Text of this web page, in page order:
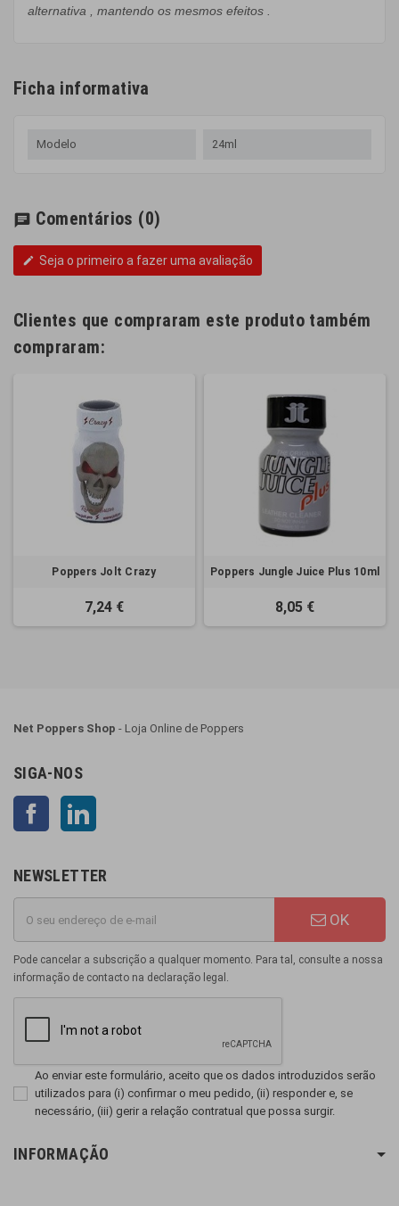
alternativa
, mantendo os mesmos efeitos
Ficha informativa
Modelo 24ml
chat Comentários (0)
edit Seja o primeiro a fazer uma avaliação
Clientes que compraram este produto também
compraram:
Poppers Jolt Crazy
7,24 €
Poppers Jungle Juice Plus 10ml
8,05 €
Net Poppers Shop - Loja Online de Poppers
SIGA-NOS
Facebook
NEWSLETTER
OK
Pode cancelar a subscrição a qualquer momento. Para tal, consulte a nossa
informação de contacto na declaração legal.
Ao enviar este formulário, aceito que os dados introduzidos serão
utilizados para (i) confirmar o meu pedido, (ii) responder e, se
necessário, (iii) gerir a relação contratual que possa surgir.
INFORMAÇÃO